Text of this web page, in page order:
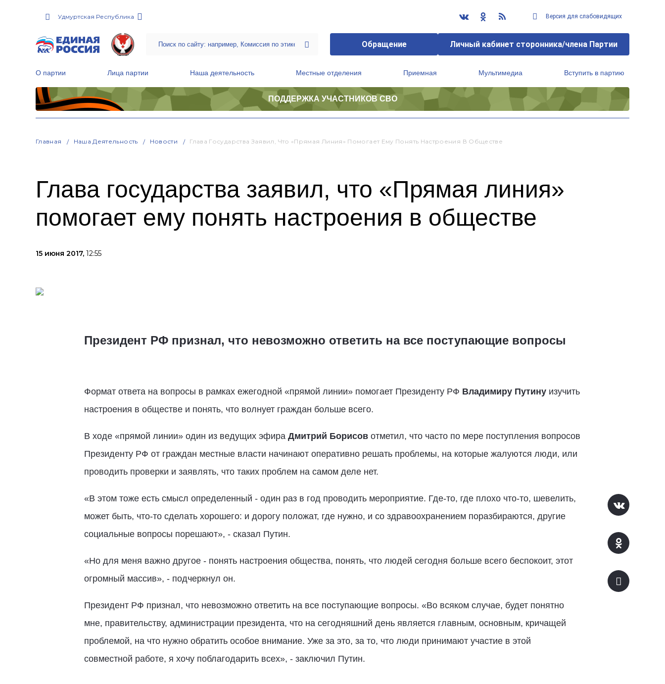
Удмуртская Республика Версия для слабовидящих
Обращение Личный кабинет сторонника/члена Партии
О партии Лица партии Наша деятельность Местные отделения Приемная Мультимедиа Вступить в партию
ПОДДЕРЖКА УЧАСТНИКОВ СВО
Главная Наша Деятельность Новости Глава Государства Заявил, Что «Прямая Линия» Помогает Ему Понять Настроения В Обществе
Глава государства заявил, что «Прямая линия»
помогает ему понять настроения в обществе
15 июня 2017, 12:55
Президент РФ признал, что невозможно ответить на все поступающие вопросы
Формат ответа на вопросы в рамках ежегодной «прямой линии» помогает Президенту РФ Владимиру Путинуизучить
настроения в обществе и понять, что волнует граждан больше всего.
В ходе «прямой линии» один из ведущих эфира Дмитрий Борисовотметил, что часто по мере поступления вопросов
Президенту РФ от граждан местные власти начинают оперативно решать проблемы, на которые жалуются люди, или
проводить проверки и заявлять, что таких проблем на самом деле нет.
«В этом тоже есть смысл определенный - один раз в год проводить мероприятие. Где-то, где плохо что-то, шевелить,
может быть, что-то сделать хорошего: и дорогу положат, где нужно, и со здравоохранением поразбираются, другие
социальные вопросы порешают», - сказал Путин.
«Но для меня важно другое - понять настроения общества, понять, что людей сегодня больше всего беспокоит, этот
огромный массив», - подчеркнул он.
Президент РФ признал, что невозможно ответить на все поступающие вопросы. «Во всяком случае, будет понятно
мне, правительству, администрации президента, что на сегодняшний день является главным, основным, кричащей
проблемой, на что нужно обратить особое внимание. Уже за это, за то, что люди принимают участие в этой
совместной работе, я хочу поблагодарить всех», - заключил Путин.